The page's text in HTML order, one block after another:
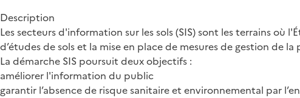
Description
Les secteurs d'information sur les sols (SIS) sont les terrains
d’études de sols et la mise en place de mesures de gestion de
La démarche SIS poursuit deux objectifs :
améliorer l'information du public
garantir l’absence de risque sanitaire et environnemental par